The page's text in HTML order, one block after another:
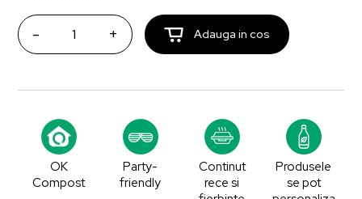
- + Adauga in cos
OK
Compost
Party-
friendly
Continut
rece si
Produsele
se pot